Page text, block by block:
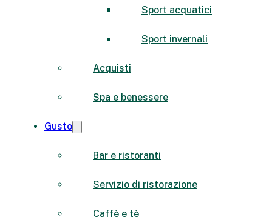
Sport acquatici
Sport invernali
Acquisti
Spa e benessere
Gusto
Bar e ristoranti
Servizio di ristorazione
Caffè e tè